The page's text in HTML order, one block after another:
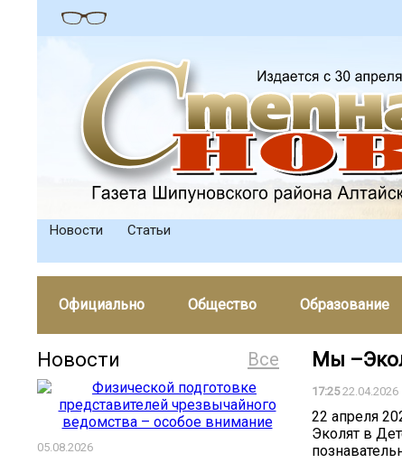
Новости Статьи
Официально Общество Образование
Все
Новости
05.08.2026
Мы
17:2522.04.2026
22 апреля
Эколят в